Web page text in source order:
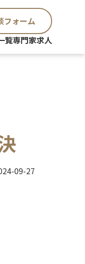
フォーム
覧専門家求人
09-27